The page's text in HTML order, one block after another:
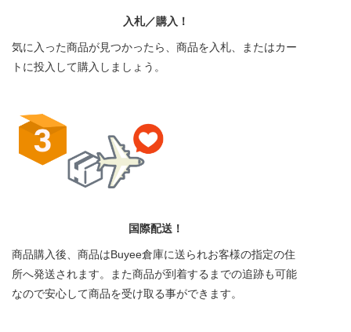
入札／購入！
気に入った商品が見つかったら、商品を入札、またはカー
トに投入して購入しましょう。
国際配送！
商品購入後、商品はBuyee倉庫に送られお客様の指定の住
所へ発送されます。また商品が到着するまでの追跡も可能
なので安心して商品を受け取る事ができます。